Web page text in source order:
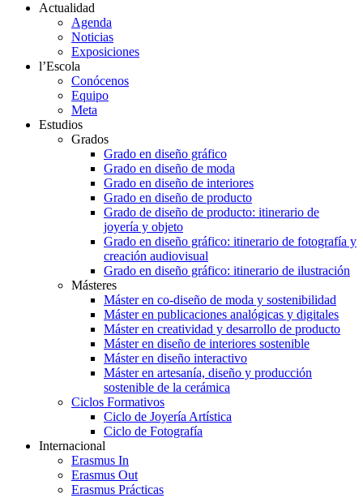
Actualidad
Agenda
Noticias
Exposiciones
l’Escola
Conócenos
Equipo
Meta
Estudios
Grados
Grado en diseño gráfico
Grado en diseño de moda
Grado en diseño de interiores
Grado en diseño de producto
Grado de diseño de producto: itinerario de
joyería y objeto
Grado en diseño gráfico: itinerario de fotografía y
creación audiovisual
Grado en diseño gráfico: itinerario de ilustración
Másteres
Máster en co-diseño de moda y sostenibilidad
Máster en publicaciones analógicas y digitales
Máster en creatividad y desarrollo de producto
Máster en diseño de interiores sostenible
Máster en diseño interactivo
Máster en artesanía, diseño y producción
sostenible de la cerámica
Ciclos Formativos
Ciclo de Joyería Artística
Ciclo de Fotografía
Internacional
Erasmus In
Erasmus Out
Erasmus Prácticas